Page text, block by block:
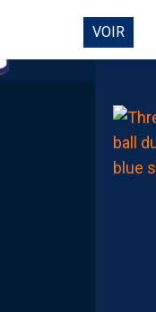
DIRECT
VOIR